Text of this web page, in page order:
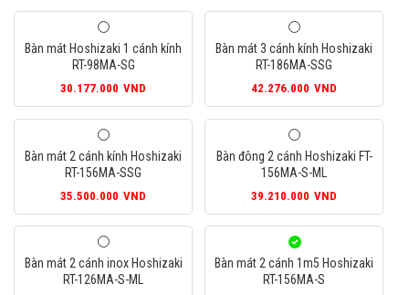
Bàn mát Hoshizaki 1 cánh kính
RT-98MA-SG
30.177.000 VND
Bàn mát 3 cánh kính Hoshizaki
RT-186MA-SSG
42.276.000 VND
Bàn mát 2 cánh kính Hoshizaki
RT-156MA-SSG
35.500.000 VND
Bàn đông 2 cánh Hoshizaki FT-
156MA-S-ML
39.210.000 VND
Bàn mát 2 cánh inox Hoshizaki
RT-126MA-S-ML
Bàn mát 2 cánh 1m5 Hoshizaki
RT-156MA-S